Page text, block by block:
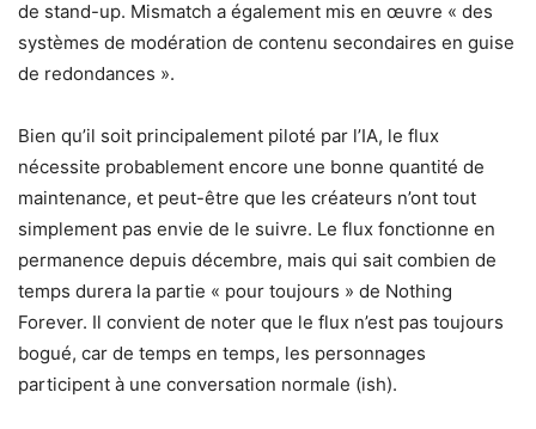
de stand-up. Mismatch a également mis en œuvre « des
systèmes de modération de contenu secondaires en guise
de redondances ».
Bien qu’il soit principalement piloté par l’IA, le flux
nécessite probablement encore une bonne quantité de
maintenance, et peut-être que les créateurs n’ont tout
simplement pas envie de le suivre. Le flux fonctionne en
permanence depuis décembre, mais qui sait combien de
temps durera la partie « pour toujours » de Nothing
Forever. Il convient de noter que le flux n’est pas toujours
bogué, car de temps en temps, les personnages
participent à une conversation normale (ish).